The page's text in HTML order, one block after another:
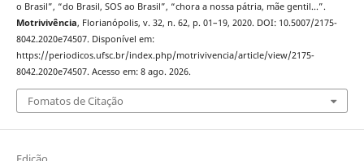
o Brasil”, “do Brasil, SOS ao Brasil”, “chora a nossa pátria, mãe gentil...”.
Motrivivência, Florianópolis, v. 32, n. 62, p. 01–19, 2020. DOI: 10.5007/2175-
8042.2020e74507. Disponível em:
https://periodicos.ufsc.br/index.php/motrivivencia/article/view/2175-
8042.2020e74507. Acesso em: 8 ago. 2026.
Fomatos de Citação